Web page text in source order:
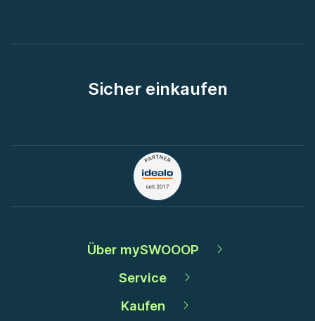
Sicher einkaufen
Über mySWOOOP
Service
Kaufen